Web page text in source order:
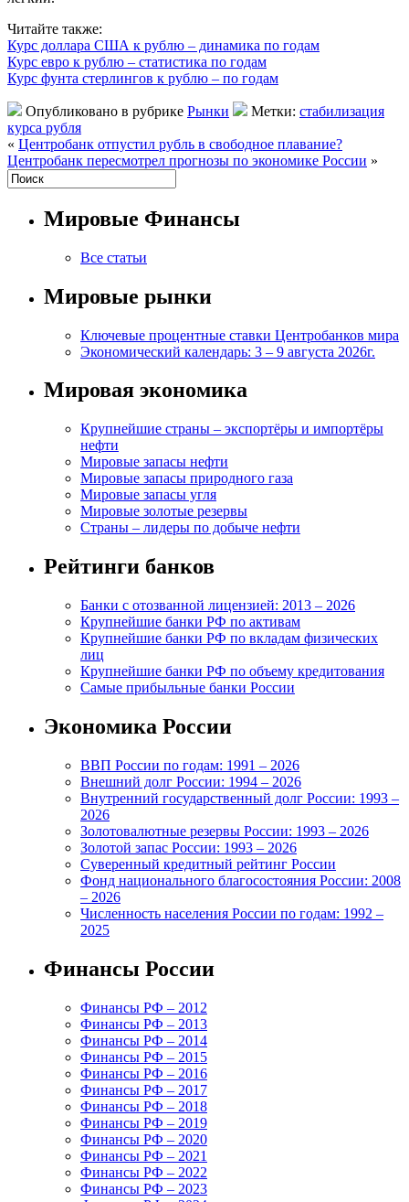
Читайте также:
Курс доллара США к рублю – динамика по годам
Курс евро к рублю – статистика по годам
Курс фунта стерлингов к рублю – по годам
Опубликовано в рубрике Рынки Метки: стабилизация
курса рубля
« Центробанк отпустил рубль в свободное плавание?
Центробанк пересмотрел прогнозы по экономике России »
Мировые Финансы
Все статьи
Мировые рынки
Ключевые процентные ставки Центробанков мира
Экономический календарь: 3 – 9 августа 2026г.
Мировая экономика
Крупнейшие страны – экспортёры и импортёры
нефти
Мировые запасы нефти
Мировые запасы природного газа
Мировые запасы угля
Мировые золотые резервы
Страны – лидеры по добыче нефти
Рейтинги банков
Банки с отозванной лицензией: 2013 – 2026
Крупнейшие банки РФ по активам
Крупнейшие банки РФ по вкладам физических
лиц
Крупнейшие банки РФ по объему кредитования
Самые прибыльные банки России
Экономика России
ВВП России по годам: 1991 – 2026
Внешний долг России: 1994 – 2026
Внутренний государственный долг России: 1993 –
2026
Золотовалютные резервы России: 1993 – 2026
Золотой запас России: 1993 – 2026
Суверенный кредитный рейтинг России
Фонд национального благосостояния России: 2008
– 2026
Численность населения России по годам: 1992 –
2025
Финансы России
Финансы РФ – 2012
Финансы РФ – 2013
Финансы РФ – 2014
Финансы РФ – 2015
Финансы РФ – 2016
Финансы РФ – 2017
Финансы РФ – 2018
Финансы РФ – 2019
Финансы РФ – 2020
Финансы РФ – 2021
Финансы РФ – 2022
Финансы РФ – 2023